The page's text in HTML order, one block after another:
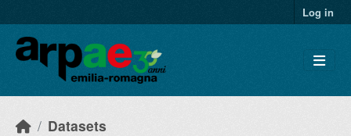
Log in
Datasets